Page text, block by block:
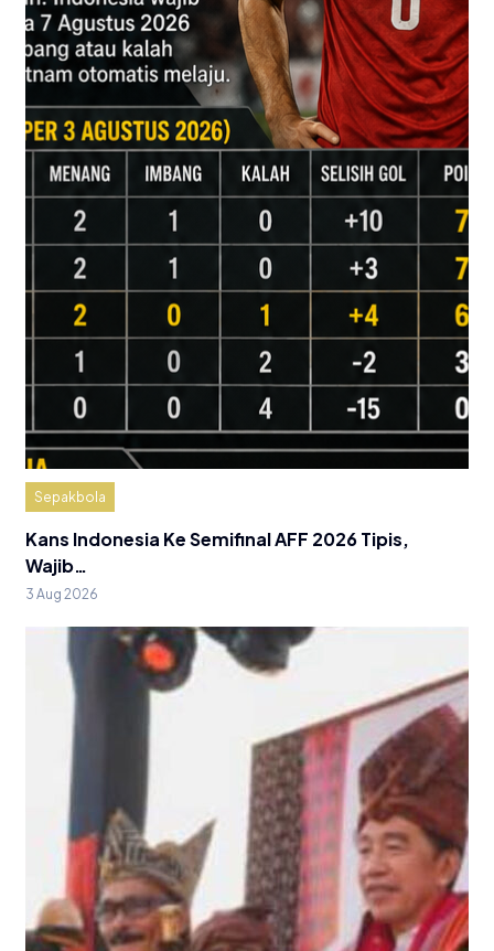
Sepakbola
Kans Indonesia Ke Semifinal AFF 2026 Tipis,
Wajib…
3 Aug 2026